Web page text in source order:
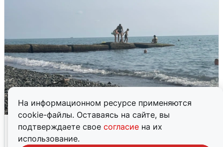
На информационном ресурсе применяются
cookie-файлы. Оставаясь на сайте, вы
подтверждаете свое согласие на их
использование.
Сирены в Сочи: новая угроза БПЛА
6 августа 0